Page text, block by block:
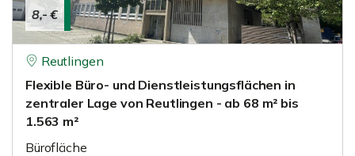
8,- €
Reutlingen
Flexible Büro- und Dienstleistungsflächen in
zentraler Lage von Reutlingen - ab 68 m² bis
1.563 m²
Bürofläche